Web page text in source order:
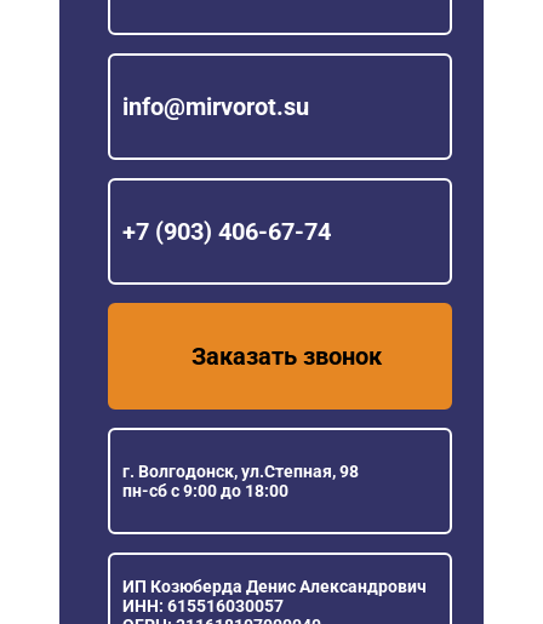
info@mirvorot.su
+7 (903) 406-67-74
Заказать звонок
г. Волгодонск, ул.Степная, 98
пн-сб с 9:00 до 18:00
ИП Козюберда Денис Александрович
ИНН: 615516030057